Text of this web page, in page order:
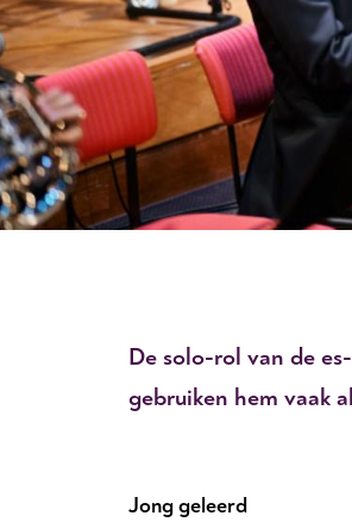
De solo-rol van de
gebruiken hem vaak
Jong geleerd